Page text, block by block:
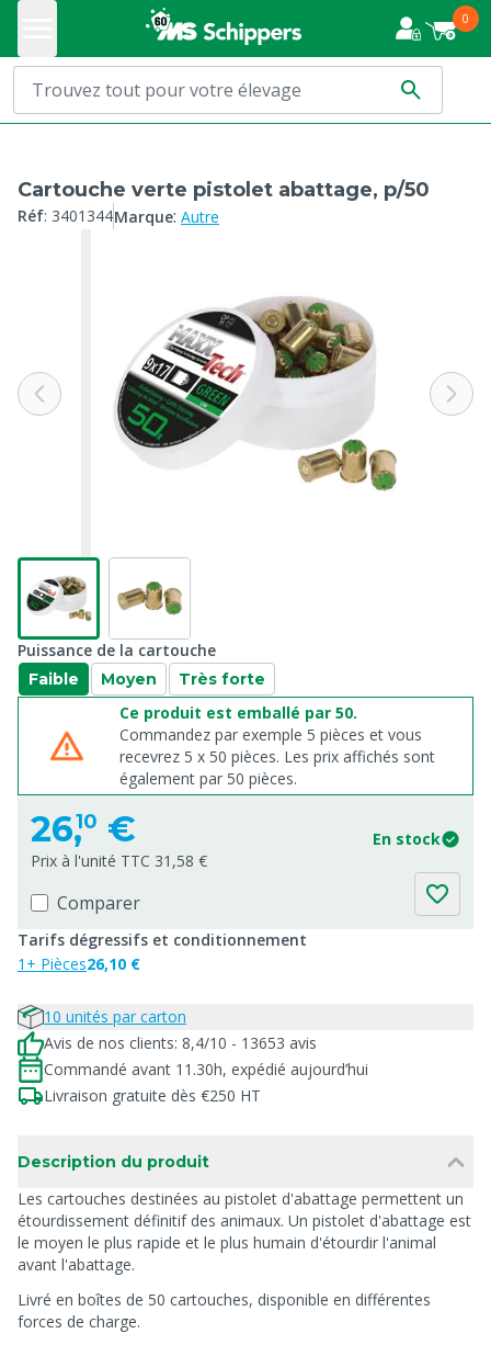
0
Cartouche verte pistolet abattage, p/50
Réf: 3401344Marque: Autre
Puissance de la cartouche
Faible Moyen Très forte
Ce produit est emballé par 50.
Commandez par exemple 5 pièces et vous
recevrez 5 x 50 pièces. Les prix affichés sont
également par 50 pièces.
26,10 €
En stock
Prix à l'unité TTC 31,58 €
Comparer
Tarifs dégressifs et conditionnement
1+ Pièces26,10 €
10 unités par carton
Avis de nos clients: 8,4/10 - 13653 avis
Commandé avant 11.30h, expédié aujourd’hui
Livraison gratuite dès €250 HT
Description du produit
Les cartouches destinées au pistolet d'abattage permettent un
étourdissement définitif des animaux. Un pistolet d'abattage est
le moyen le plus rapide et le plus humain d'étourdir l'animal
avant l'abattage.
Livré en boîtes de 50 cartouches, disponible en différentes
forces de charge.